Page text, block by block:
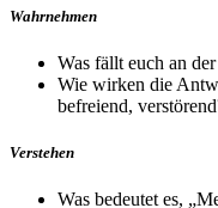
Wahrnehmen
Was fällt euch an
Wie wirken die
befreiend,
Verstehen
Was bedeutet es,